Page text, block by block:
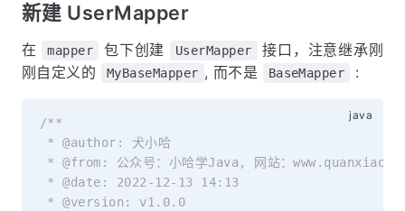
新建 UserMapper
在 mapper 包下创建 UserMapper
接口，注意继承刚
刚自定义的
MyBaseMapper , 而不是 BaseMapper :
/**
* @author: 犬小哈
* @from: 公众号：小哈学Java, 网站：
* @date: 2022-12-13 14:13
* @version: v1.0.0